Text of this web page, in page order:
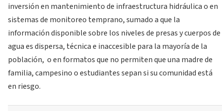
inversión en mantenimiento de infraestructura hidráulica o en
sistemas de monitoreo temprano, sumado a que la
información disponible sobre los niveles de presas y cuerpos de
agua es dispersa, técnica e inaccesible para la mayoría de la
población, o en formatos que no permiten que una madre de
familia, campesino o estudiantes sepan si su comunidad está
en riesgo.